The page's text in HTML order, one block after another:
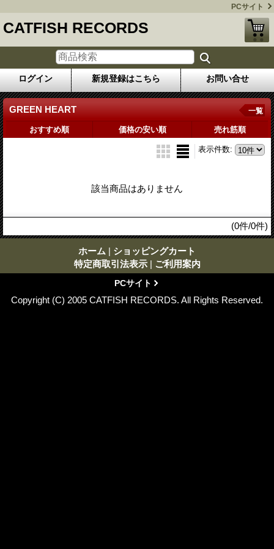
PCサイト
CATFISH RECORDS
ログイン 新規登録はこちら お問い合せ
GREEN HEART 一覧
おすすめ順 価格の安い順 売れ筋順
表示件数:
該当商品はありません
(0件/0件)
ホーム | ショッピングカート
特定商取引法表示 | ご利用案内
PCサイト
Copyright (C) 2005 CATFISH RECORDS. All Rights Reserved.